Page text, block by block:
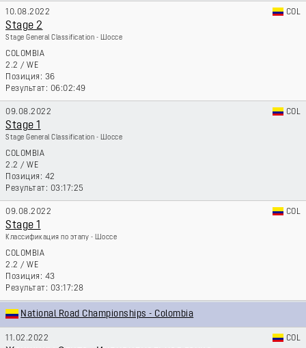
10.08.2022 COL
Stage 2
Stage General Classification - Шоссе
COLOMBIA
2.2 / WE
36
06:02:49
09.08.2022 COL
Stage 1
Stage General Classification - Шоссе
COLOMBIA
2.2 / WE
42
03:17:25
09.08.2022 COL
Stage 1
Классификация по этапу - Шоссе
COLOMBIA
2.2 / WE
43
03:17:28
National Road Championships - Colombia
11.02.2022 COL